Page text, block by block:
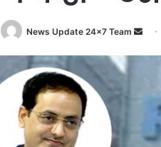
News Update 24x7 Team